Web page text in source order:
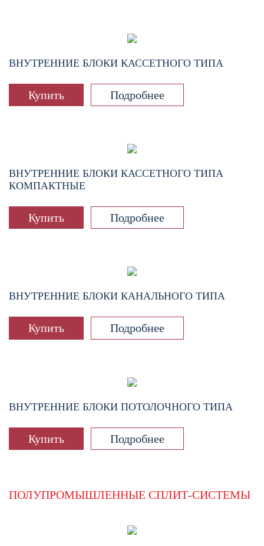
ВНУТРЕННИЕ БЛОКИ КАССЕТНОГО ТИПА
Купить Подробнее
ВНУТРЕННИЕ БЛОКИ КАССЕТНОГО ТИПА
КОМПАКТНЫЕ
Купить Подробнее
ВНУТРЕННИЕ БЛОКИ КАНАЛЬНОГО ТИПА
Купить Подробнее
ВНУТРЕННИЕ БЛОКИ ПОТОЛОЧНОГО ТИПА
Купить Подробнее
ПОЛУПРОМЫШЛЕННЫЕ СПЛИТ-СИСТЕМЫ